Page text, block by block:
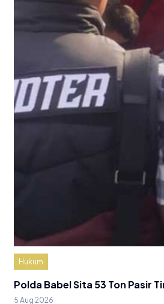
Hukum
Polda Babel Sita 53 Ton Pasir
5 Aug 2026